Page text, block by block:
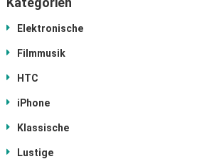
Elektronische
Filmmusik
HTC
iPhone
Klassische
Lustige